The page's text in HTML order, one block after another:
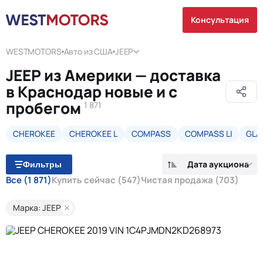
Консультация
WESTMOTORS Авто из США JEEP
JEEP из Америки — доставка
в Краснодар новые и с
пробегом 1 871
CHEROKEE CHEROKEE L COMPASS COMPASS LI
Фильтры Дата аукциона
Все (1 871)Купить сейчас (547)Чистая продажа (703)
Марка: JEEP